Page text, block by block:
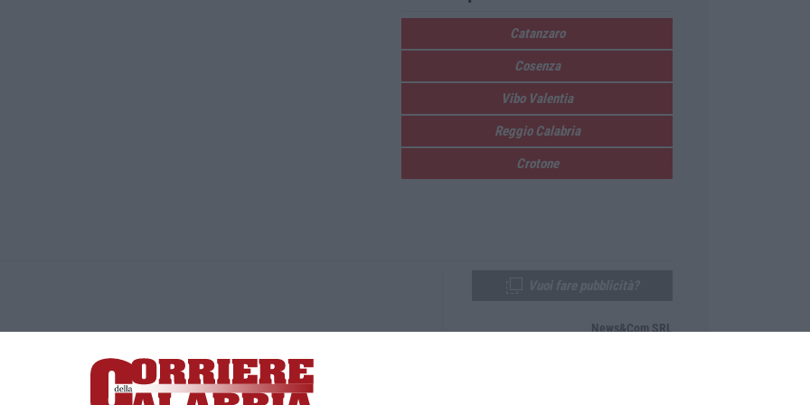
Catanzaro
Cosenza
Vibo Valentia
Reggio Calabria
Crotone
Lamezia Terme (CZ)
responsabile Paola Militano |Privacy
News&Com SRL